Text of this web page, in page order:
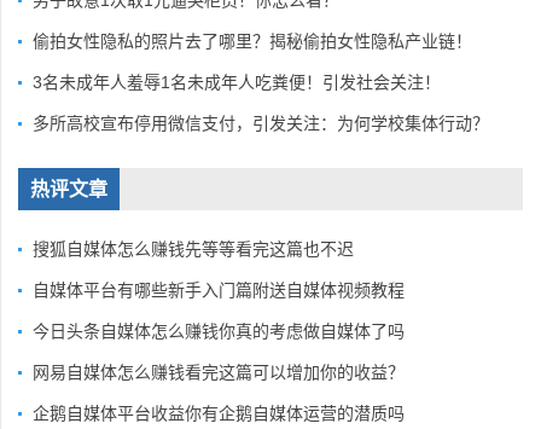
偷拍女性隐私的照片去了哪里？揭秘偷拍女性隐私产业链！
3名未成年人羞辱1名未成年人吃粪便！引发社会关注！
多所高校宣布停用微信支付，引发关注：为何学校集体行动？
热评文章
搜狐自媒体怎么赚钱先等等看完这篇也不迟
自媒体平台有哪些新手入门篇附送自媒体视频教程
今日头条自媒体怎么赚钱你真的考虑做自媒体了吗
网易自媒体怎么赚钱看完这篇可以增加你的收益？
企鹅自媒体平台收益你有企鹅自媒体运营的潜质吗